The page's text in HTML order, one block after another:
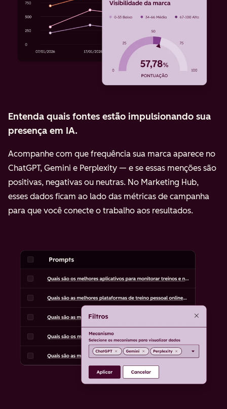
Entenda quais fontes estão impulsionando sua
presença em IA.
Acompanhe com que frequência sua marca aparece no
ChatGPT, Gemini e Perplexity — e se essas menções são
positivas, negativas ou neutras. No Marketing Hub,
esses dados ficam ao lado das métricas de campanha
para que você conecte o trabalho aos resultados.